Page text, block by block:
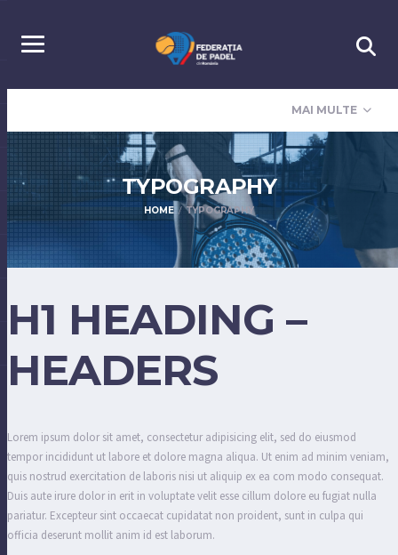
MAI MULTE
TYPOGRAPHY
HOME TYPOGRAPHY
H1 HEADING –
HEADERS
Lorem ipsum dolor sit amet, consectetur adipisicing elit, sed do eiusmod
tempor incididunt ut labore et dolore magna aliqua. Ut enim ad minim veniam,
quis nostrud exercitation de laboris nisi ut aliquip ex ea com modo consequat.
Duis aute irure dolor in erit in voluptate velit esse cillum dolore eu fugiat nulla
pariatur. Excepteur sint occaecat cupidatat non proident, sunt in culpa qui
officia deserunt mollit anim id est laborum.